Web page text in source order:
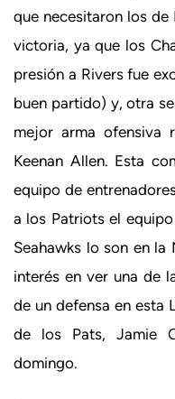
que necesitaron los de
victoria, ya que los
presión a Rivers fue
buen partido) y, otra
mejor arma ofensiva
Keenan Allen. Esta
equipo de
a los Patriots el
Seahawks lo son en
interés en ver una de
de un defensa en esta
de los Pats, Jamie
domingo.